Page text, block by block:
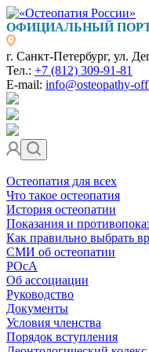
ОФИЦИАЛЬНЫЙ
г. Санкт-Петербург, ул.
Тел.: +7 (812) 309-91-81
E-mail: info@osteopathy-
Остеопатия для всех
Что такое остеопатия
История остеопатии
Показания и
Как правильно выбрать
СМИ об остеопатии
РОсА
Об ассоциации
Руководство
Документы
Условия членства
Порядок вступления